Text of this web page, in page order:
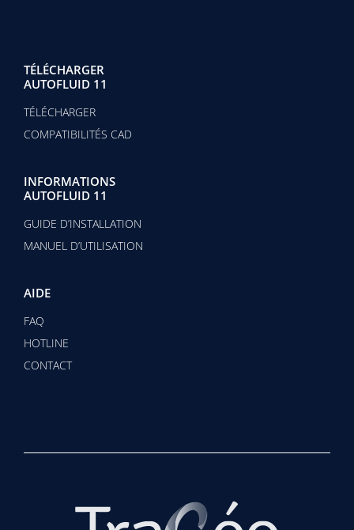
TÉLÉCHARGER
AUTOFLUID 11
TÉLÉCHARGER
COMPATIBILITÉS CAD
INFORMATIONS
AUTOFLUID 11
GUIDE D’INSTALLATION
MANUEL D’UTILISATION
AIDE
FAQ
HOTLINE
CONTACT